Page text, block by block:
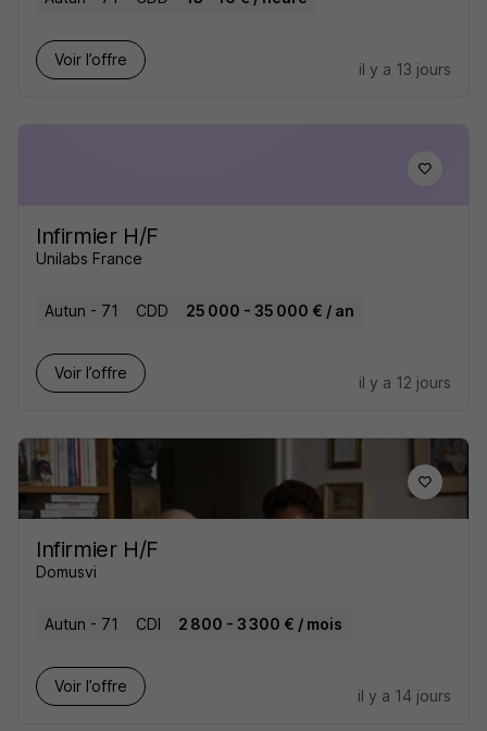
Voir l’offre
il y a 13 jours
Infirmier H/F
Unilabs France
Autun - 71 CDD 25 000 - 35 000 € / an
Voir l’offre
il y a 12 jours
Infirmier H/F
Domusvi
Autun - 71 CDI 2 800 - 3 300 € / mois
Voir l’offre
il y a 14 jours